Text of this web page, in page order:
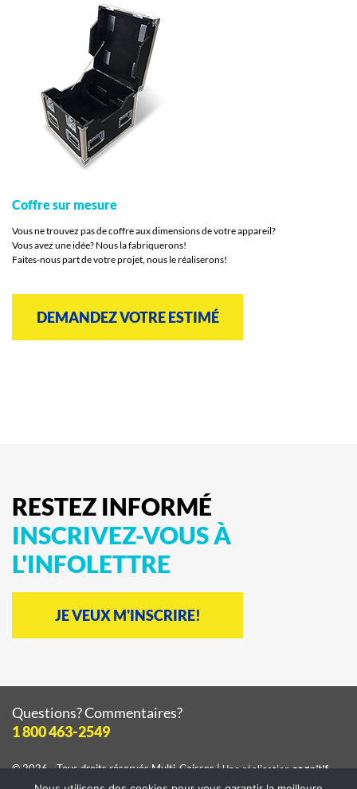
Coffre sur mesure
Vous ne trouvez pas de coffre aux dimensions de votre appareil?
Vous avez une idée? Nous la fabriquerons!
Faites-nous part de votre projet, nous le réaliserons!
DEMANDEZ VOTRE ESTIMÉ
RESTEZ INFORMÉ
INSCRIVEZ-VOUSÀ
L'INFOLETTRE
JE VEUX M'INSCRIRE!
Questions? Commentaires?
1 800 463-2549
© 2026 - Tous droits réservésMulti-Caisses|Une réalisationcognitif